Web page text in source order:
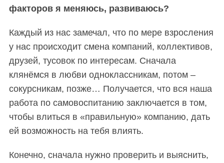
факторов я меняюсь, развиваюсь?
Каждый из нас замечал, что по мере взросления
у нас происходит смена компаний, коллективов,
друзей, тусовок по интересам. Сначала
клянёмся в любви одноклассникам, потом –
сокурсникам, позже… Получается, что вся наша
работа по самовоспитанию заключается в том,
чтобы влиться в «правильную» компанию, дать
ей возможность на тебя влиять.
Конечно, сначала нужно проверить и выяснить,